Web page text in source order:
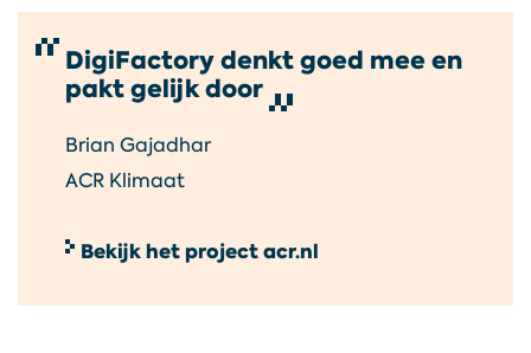
T.
073
DigiFactory denkt goed mee en
pakt gelijk door
Brian Gajadhar
ACR Klimaat
Bekijk het project acr.nl